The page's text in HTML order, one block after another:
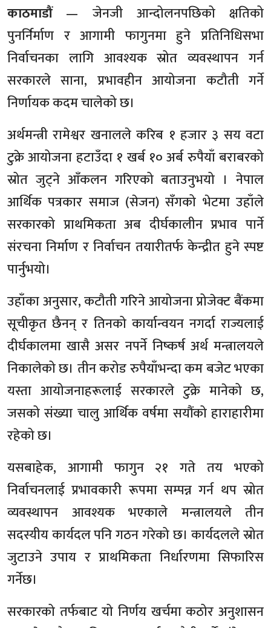
काठमाडौं — जेनजी आन्दोलनपछिको क्षतिको
पुनर्निर्माण र आगामी फागुनमा हुने प्रतिनिधिसभा
निर्वाचनका लागि आवश्यक स्रोत व्यवस्थापन गर्न
सरकारले साना, प्रभावहीन आयोजना कटौती गर्ने
निर्णायक कदम चालेको छ।
अर्थमन्त्री रामेश्वर खनालले करिब १ हजार ३ सय वटा
टुक्रे आयोजना हटाउँदा १ खर्ब १० अर्ब रुपैयाँ बराबरको
स्रोत जुट्ने आँकलन गरिएको बताउनुभयो । नेपाल
आर्थिक पत्रकार समाज (सेजन) सँगको भेटमा उहाँले
सरकारको प्राथमिकता अब दीर्घकालीन प्रभाव पार्ने
संरचना निर्माण र निर्वाचन तयारीतर्फ केन्द्रीत हुने स्पष्ट
पार्नुभयो।
उहाँका अनुसार, कटौती गरिने आयोजना प्रोजेक्ट बैंकमा
सूचीकृत छैनन् र तिनको कार्यान्वयन नगर्दा राज्यलाई
दीर्घकालमा खासै असर नपर्ने निष्कर्ष अर्थ मन्त्रालयले
निकालेको छ। तीन करोड रुपैयाँभन्दा कम बजेट भएका
यस्ता आयोजनाहरूलाई सरकारले टुक्रे मानेको छ,
जसको संख्या चालु आर्थिक वर्षमा सयौंको हाराहारीमा
रहेको छ।
यसबाहेक, आगामी फागुन २१ गते तय भएको
निर्वाचनलाई प्रभावकारी रूपमा सम्पन्न गर्न थप स्रोत
व्यवस्थापन आवश्यक भएकाले मन्त्रालयले तीन
सदस्यीय कार्यदल पनि गठन गरेको छ। कार्यदलले स्रोत
जुटाउने उपाय र प्राथमिकता निर्धारणमा सिफारिस
गर्नेछ।
सरकारको तर्फबाट यो निर्णय खर्चमा कठोर अनुशासन